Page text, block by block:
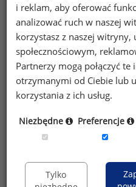
Przyznawał, iż mogą
płac, np. w związku z
typu usługi, a więc także
Twierdził, iż stopniowo
na pracę a jej podażą
pierwotnego, przede
napływających do sektora
skuszonych podwyżką
w długim okresie jest
Marshall miał swój udział
i reklam, aby oferować
analizować ruch w naszej
korzystasz z naszej
społecznościowym,
Partnerzy mogą połączyć
otrzymanymi od Ciebie lub
korzystania z ich usług.
Niezbędne Preferencje
Tylko